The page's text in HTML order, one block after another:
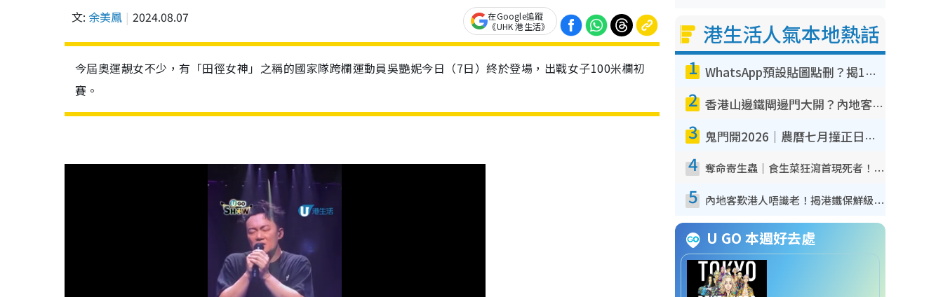
文: 余美鳳 2024.08.07
在Google追蹤
《UHK 港生活》
今屆奧運靚女不少，有「田徑女神」之稱的國家隊跨欄運動員吳艷妮今日（7日）終於登場，出戰女子100米欄初
賽。
港生活人氣本地熱話
1 WhatsApp預設貼圖點刪？揭1招「反向操作」還原簡潔介面 附3步實測教學
2 香港山邊鐵閘邊門大開？內地客困惑意義何在！網民神回覆：呢種叫法理性防禦
3 鬼門開2026｜農曆七月撞正日全食特別邪？專家警告切忌做一事！揭4大禁忌+2招保平安
4 奪命寄生蟲｜食生菜狂瀉首現死者！疫潮惡化錄1.8萬宗病例 揭洗菜3大謬誤
5 內地客歎港人唔識老！揭港鐵保鮮級冷氣 港人求放過：咪投訴
U GO 本週好去處